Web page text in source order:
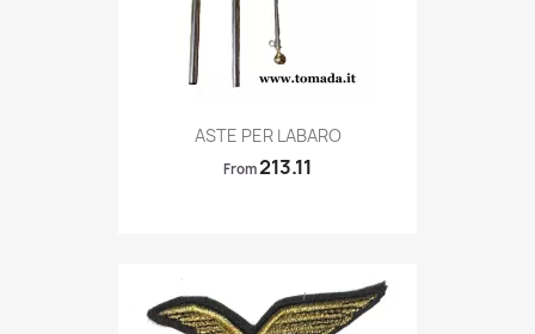
Quick view
ASTE PER LABARO
From213.11